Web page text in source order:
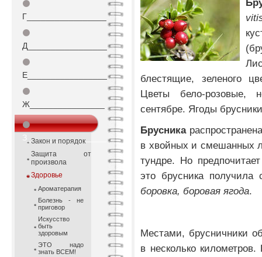
⚫
Г_________________
⚫
Д_________________
⚫
Е_________________
⚫
Ж________________
⚫
З_________________
Закон и порядок
Защита от
произвола
Здоровье
Ароматерапия
Болезнь - не
приговор
Искусство
быть
здоровым
ЭТО надо
знать ВСЕМ!
блестящие, зеленого
Цветы бело-розовые,
сентябре. Ягоды
Брусника
в хвойных и смешанных
тундре. Но
это брусника
боровка, боровая ягода.
Местами, брусничники
в несколько